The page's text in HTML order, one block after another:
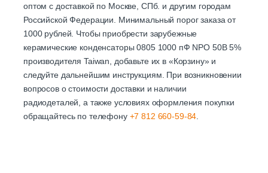
оптом с доставкой по Москве, СПб. и другим городам
Российской Федерации. Минимальный порог заказа от
1000 рублей. Чтобы приобрести зарубежные
керамические конденсаторы 0805 1000 пФ NPO 50B 5%
производителя Taiwan, добавьте их в «Корзину» и
следуйте дальнейшим инструкциям. При возникновении
вопросов о стоимости доставки и наличии
радиодеталей, а также условиях оформления покупки
обращайтесь по телефону +7 812 660-59-84.